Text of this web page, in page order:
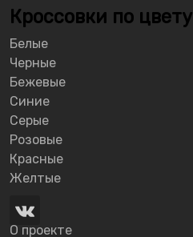
Кроссовки по цвету
Белые
Черные
Бежевые
Синие
Серые
Розовые
Красные
Желтые
О проекте